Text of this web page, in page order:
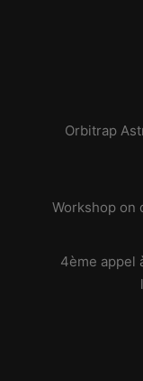
Orbitrap
Workshop on
4ème appel